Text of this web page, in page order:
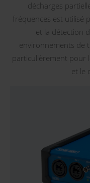
décharges
fréquences est utilisé
et la détection
environnements de
particulièrement pour
et le